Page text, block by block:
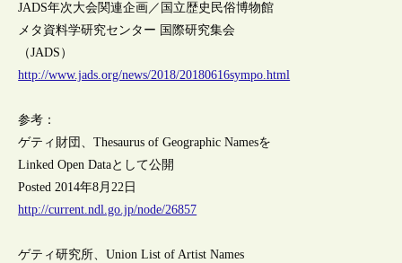
JADS年次大会関連企画／国立歴史民俗博物館
メタ資料学研究センター 国際研究集会
（JADS）
http://www.jads.org/news/2018/20180616sympo.html
参考：
ゲティ財団、Thesaurus of Geographic Namesを
Linked Open Dataとして公開
Posted 2014年8月22日
http://current.ndl.go.jp/node/26857
ゲティ研究所、Union List of Artist Names